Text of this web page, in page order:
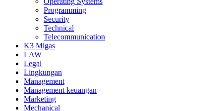
Programming
Security
Technical
Telecommunication
K3 Migas
LAW
Legal
Lingkungan
Management
Management keuangan
Marketing
Mechanical